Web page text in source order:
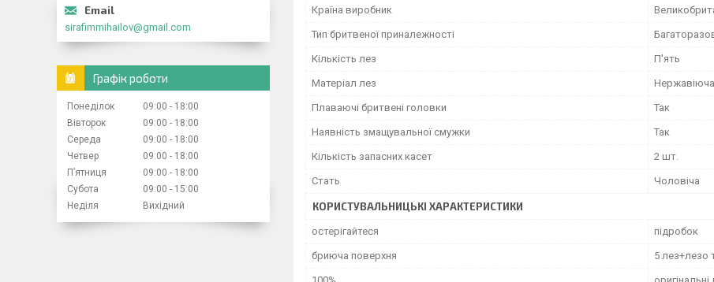
Країна виробник
Тип бритвеної приналежності
Кількість лез П'ять
Матеріал лез
Плаваючі бритвені головки Так
Наявність змащувальної смужки Так
Кількість запасних касет 2 шт.
Стать Чоловіча
КОРИСТУВАЛЬНИЦЬКІ ХАРАКТЕРИСТИКИ
остерігайтеся підробок
бриюча поверхня 5 лез+лезо
sirafimmihailov@gmail.com
Графік роботи
Понеділок 09:00
18:00
Вівторок
09:00
18:00
Середа
09:00
18:00
Четвер
09:00
18:00
Пʼятниця
09:00
18:00
Субота
09:00
15:00
Неділя
Вихідний